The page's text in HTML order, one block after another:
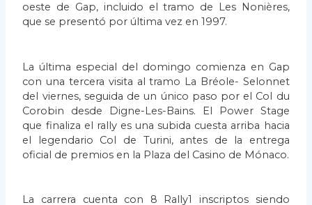
oeste de Gap, incluido el tramo de Les Nonières,
que se presentó por última vez en 1997.
La última especial del domingo comienza en Gap
con una tercera visita al tramo La Bréole- Selonnet
del viernes, seguida de un único paso por el Col du
Corobin desde Digne-Les-Bains. El
Power Stage
que finaliza el rally es una subida cuesta arriba hacia
el legendario Col de Turini, antes de la entrega
oficial de premios en la Plaza del Casino de Mónaco.
La carrera cuenta con 8 Rally1 inscriptos siendo